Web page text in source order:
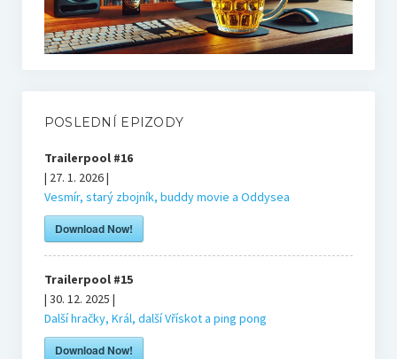
Filmové resty
Knihy
O nás
Tým
Hosté
Kupte nám pivo
POSLEDNÍ EPIZODY
Trailerpool #16
| 27. 1. 2026 |
Vesmír, starý zbojník, buddy movie a Oddysea
Download Now!
Trailerpool #15
| 30. 12. 2025 |
Další hračky, Král, další Vřískot a ping pong
Download Now!